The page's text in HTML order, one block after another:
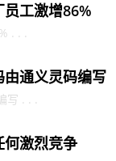
工激增86%
. . .
通义灵码编写
写 . . .
激烈竞争